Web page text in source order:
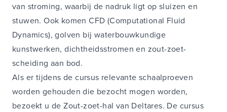
van stroming, waarbij de nadruk ligt op sluizen en
stuwen. Ook komen CFD (Computational Fluid
Dynamics), golven bij waterbouwkundige
kunstwerken, dichtheidsstromen en zout-zoet-
scheiding aan bod.
Als er tijdens de cursus relevante schaalproeven
worden gehouden die bezocht mogen worden,
bezoekt u de Zout-zoet-hal van Deltares. De cursus